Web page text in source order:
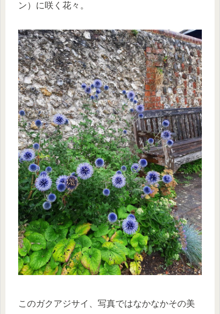
ン）に咲く花々。
このガクアジサイ、写真ではなかなかその美